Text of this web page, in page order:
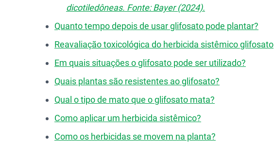
dicotiledôneas. Fonte: Bayer (2024).
Quanto tempo depois de usar glifosato pode plantar?
Reavaliação toxicológica do herbicida sistêmico glifosato
Em quais situações o glifosato pode ser utilizado?
Quais plantas são resistentes ao glifosato?
Qual o tipo de mato que o glifosato mata?
Como aplicar um herbicida sistêmico?
Como os herbicidas se movem na planta?